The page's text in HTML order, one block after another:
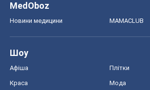
MedOboz
Новини медицини MAMACLUB
Шоу
Афіша Плітки
Краса Мода